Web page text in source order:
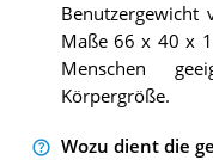
Maße 66 x 40 x
Menschen
Körpergröße.
Wozu dient die